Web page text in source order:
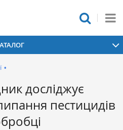
•
досліджує
пестицидів